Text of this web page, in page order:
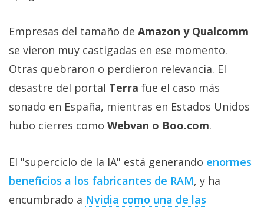
Empresas del tamaño de Amazon y Qualcomm
se vieron muy castigadas en ese momento.
Otras quebraron o perdieron relevancia. El
desastre del portal Terra fue el caso más
sonado en España, mientras en Estados Unidos
hubo cierres como Webvan o Boo.com.
El "superciclo de la IA" está generando enormes
beneficios a los fabricantes de RAM‎, y ha
encumbrado a Nvidia como una de las